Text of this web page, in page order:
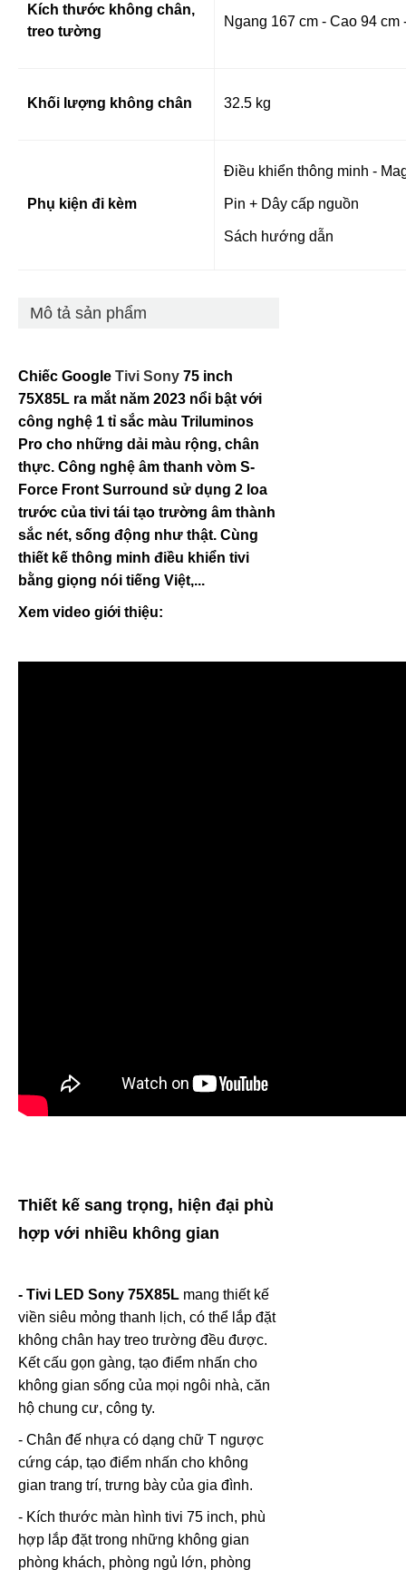
Kích thước không chân,
treo tường
Ngang 167 cm - Cao 94 cm
Khối lượng không chân 32.5 kg
Phụ kiện đi kèm
Điều khiển thông minh -
Pin + Dây cấp nguồn
Sách hướng dẫn
Mô tả sản phẩm
Chiếc Google Tivi Sony 75 inch
75X85L ra mắt năm 2023 nổi bật với
công nghệ 1 tỉ sắc màu Triluminos
Pro cho những dải màu rộng, chân
thực. Công nghệ âm thanh vòm S-
Force Front Surround sử dụng 2 loa
trước của tivi tái tạo trường âm thành
sắc nét, sống động như thật. Cùng
thiết kế thông minh điều khiển tivi
bằng giọng nói tiếng Việt,...
Xem video giới thiệu:
Thiết kế sang trọng, hiện đại phù
hợp với nhiều không gian
- Tivi LED Sony 75X85L mang thiết kế
viền siêu mỏng thanh lịch, có thể lắp đặt
không chân hay treo trường đều được.
Kết cấu gọn gàng, tạo điểm nhấn cho
không gian sống của mọi ngôi nhà, căn
hộ chung cư, công ty.
- Chân đế nhựa có dạng chữ T ngược
cứng cáp, tạo điểm nhấn cho không
gian trang trí, trưng bày của gia đình.
- Kích thước màn hình tivi 75 inch, phù
hợp lắp đặt trong những không gian
phòng khách, phòng ngủ lớn, phòng